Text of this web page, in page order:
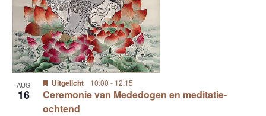
AUG
16
Ceremonie van Mededogen en meditatie-
ochtend
Uitgelicht 10:00 - 12:15